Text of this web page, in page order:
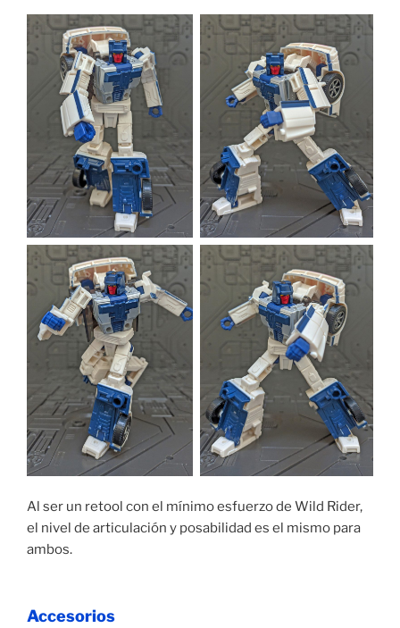
Al ser un retool con el mínimo esfuerzo de Wild Rider,
el nivel de articulación y posabilidad es el mismo para
ambos.
Accesorios